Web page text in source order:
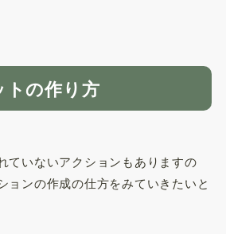
トの作り方
ていないアクションもありますの
ョンの作成の仕方をみていきたいと